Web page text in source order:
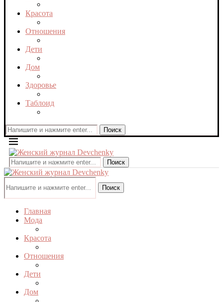
Красота
Отношения
Дети
Дом
Здоровье
Таблоид
Поиск
Поиск
Поиск
Главная
Мода
Красота
Отношения
Дети
Дом